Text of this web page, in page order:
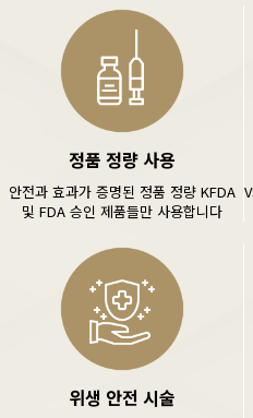
정품 정량 사용
안전과 효과가 증명된 정품 정량 KFDA
및 FDA 승인 제품들만 사용합니다
위생 안전 시술